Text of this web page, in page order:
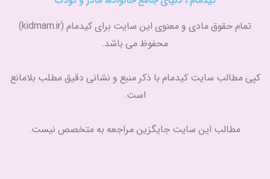
تمام حقوق مادی و معنوی این سایت برای کیدمام (kidmam.ir)
محفوظ می باشد.
کپی مطالب سایت کیدمام با ذکر منبع و نشانی دقیق مطلب بلامانع
است.
مطالب این سایت جایگزین مراجعه به متخصص نیست.